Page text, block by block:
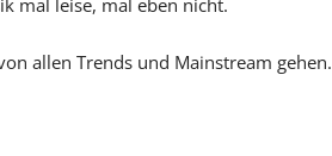
mal leise, mal eben nicht.
allen Trends und Mainstream gehen.